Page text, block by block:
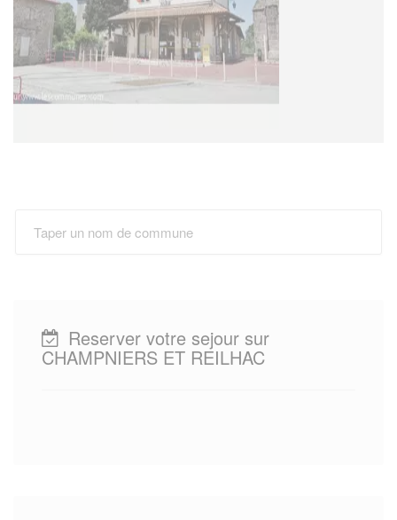
Reserver votre sejour sur
CHAMPNIERS ET REILHAC